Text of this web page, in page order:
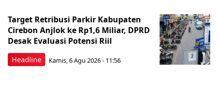
Headline
Target Retribusi Parkir Kabupaten
Cirebon Anjlok ke Rp1,6 Miliar, DPRD
Desak Evaluasi Potensi Riil
Kamis, 6 Agu 2026 - 11:56